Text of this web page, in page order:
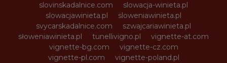
slovinskadalnice.com
slowacja-winieta.pl
slowacjawinieta.pl
sloweniawinieta.pl
svycarskadalnice.com
szwajcariawinieta.pl
słoweniawinieta.pl
tunellivigno.pl
vignette-at.com
vignette-bg.com
vignette-cz.com
vignette-pl.com
vignette-poland.pl